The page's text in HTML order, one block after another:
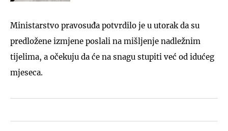
Ministarstvo pravosuđa potvrdilo je u utorak da su
predložene izmjene poslali na mišljenje nadležnim
tijelima, a očekuju da će na snagu stupiti već od idućeg
mjeseca.